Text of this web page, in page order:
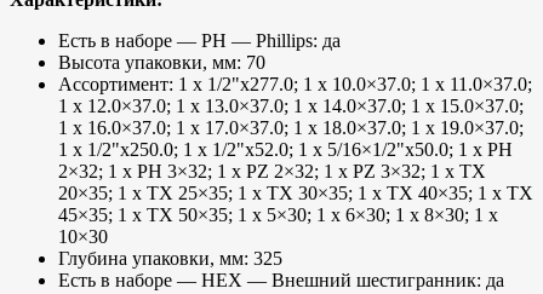
Есть в наборе — PH — Phillips: да
Высота упаковки, мм: 70
Ассортимент: 1 x 1/2"x277.0; 1 x 10.0×37.0; 1 x 11.0×37.0;
1 x 12.0×37.0; 1 x 13.0×37.0; 1 x 14.0×37.0; 1 x 15.0×37.0;
1 x 16.0×37.0; 1 x 17.0×37.0; 1 x 18.0×37.0; 1 x 19.0×37.0;
1 x 1/2"x250.0; 1 x 1/2"x52.0; 1 x 5/16×1/2"x50.0; 1 x PH
2×32; 1 x PH 3×32; 1 x PZ 2×32; 1 x PZ 3×32; 1 x TX
20×35; 1 x TX 25×35; 1 x TX 30×35; 1 x TX 40×35; 1 x TX
45×35; 1 x TX 50×35; 1 x 5×30; 1 x 6×30; 1 x 8×30; 1 x
10×30
Глубина упаковки, мм: 325
Есть в наборе — HEX — Внешний шестигранник: да